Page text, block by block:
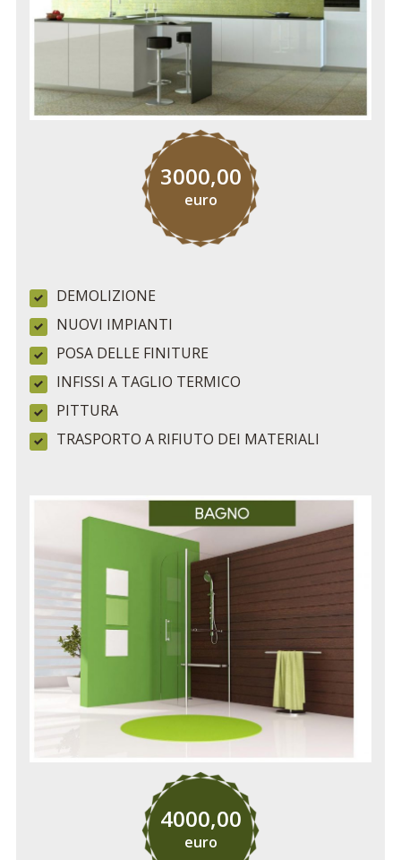
3000,00
euro
DEMOLIZIONE
NUOVI IMPIANTI
POSA DELLE FINITURE
INFISSI A TAGLIO TERMICO
PITTURA
TRASPORTO A RIFIUTO DEI MATERIALI
4000,00
euro